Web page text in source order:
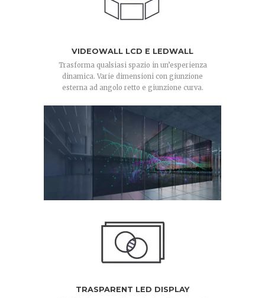
VIDEOWALL LCD E LEDWALL
Trasforma qualsiasi spazio in un’esperienza
dinamica. Varie dimensioni con giunzione
esterna ad angolo retto e giunzione curva.
TRASPARENT LED DISPLAY